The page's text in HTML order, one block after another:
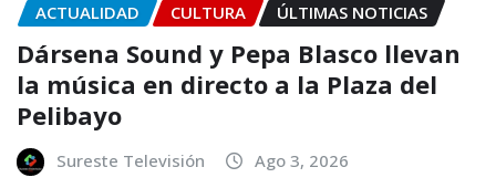
ACTUALIDAD CULTURA ÚLTIMAS NOTICIAS
Dársena Sound y Pepa Blasco llevan
la música en directo a la Plaza del
Pelibayo
Sureste Televisión Ago 3, 2026